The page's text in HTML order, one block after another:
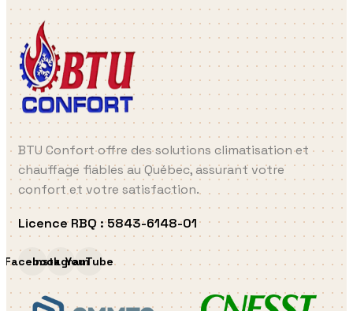
BTU Confort offre des solutions climatisation et
chauffage fiables au Québec, assurant votre
confort et votre satisfaction.
Licence RBQ : 5843-6148-01
FacebookInstagramYouTube